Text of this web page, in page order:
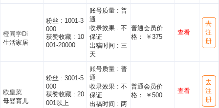
橙同学Di
生活家居
粉丝 : 1001-3
000
获赞收藏 : 10
001-20000
账号质量 : 普
通
收录效果 : 不
保证
出稿时间 : 三
天
普通会员价
格： ￥375
查看
去
注
册
欧皇菜
母婴育儿
粉丝 : 3001-5
000
获赞收藏 : 20
001以上
账号质量 : 普
通
收录效果 : 不
保证
出稿时间 : 两
普通会员价
格： ￥500
查看
去
注
册